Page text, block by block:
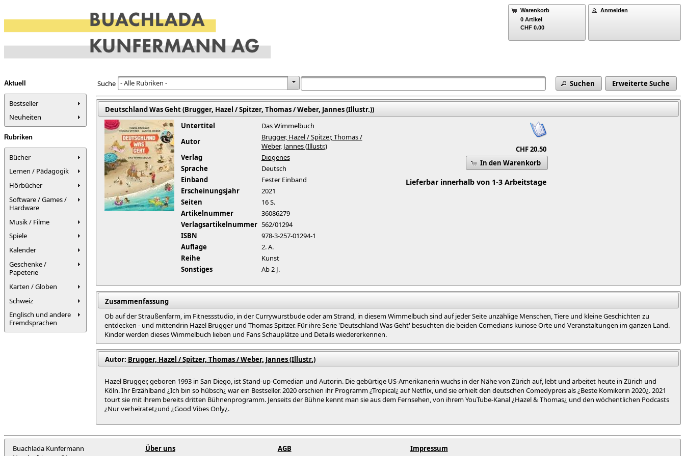
Warenkorb
0 Artikel
CHF 0.00
Anmelden
Aktuell
Bestseller
Neuheiten
Rubriken
Bücher
Lernen / Pädagogik
Hörbücher
Software / Games /
Hardware
Musik / Filme
Spiele
Kalender
Geschenke /
Papeterie
Karten / Globen
Schweiz
Englisch und andere
Fremdsprachen
Suche - Alle Rubriken - Suchen Erweiterte Suche
Deutschland Was Geht (Brugger, Hazel / Spitzer, Thomas / Weber, Jannes (Illustr.))
Untertitel
Das Wimmelbuch
Autor
Brugger, Hazel / Spitzer, Thomas /
Weber, Jannes (Illustr.)
Verlag
Diogenes
Sprache
Deutsch
Einband
Fester Einband
Erscheinungsjahr
2021
Seiten
16 S.
Artikelnummer
36086279
Verlagsartikelnummer 562/01294
ISBN
978-3-257-01294-1
Auflage
2. A.
Reihe
Kunst
Sonstiges
Ab 2 J.
CHF 20.50
In den Warenkorb
Lieferbar innerhalb von 1-3 Arbeitstage
Zusammenfassung
Ob auf der Straußenfarm, im Fitnessstudio, in der Currywurstbude oder am Strand, in diesem Wimmelbuch sind auf jeder Seite unzählige Menschen, Tiere und kleine Geschichten zu
entdecken - und mittendrin Hazel Brugger und Thomas Spitzer. Für ihre Serie 'Deutschland Was Geht' besuchten die beiden Comedians kuriose Orte und Veranstaltungen im ganzen Land.
Kinder werden dieses Wimmelbuch lieben und Fans Schauplätze und Details wiedererkennen.
Autor: Brugger, Hazel / Spitzer, Thomas / Weber, Jannes (Illustr.)
Hazel Brugger, geboren 1993 in San Diego, ist Stand-up-Comedian und Autorin. Die gebürtige US-Amerikanerin wuchs in der Nähe von Zürich auf, lebt und arbeitet heute in Zürich und
Köln. Ihr Erzählband ¿Ich bin so hübsch¿ war ein Bestseller. 2020 erschien ihr Programm ¿Tropical¿ auf Netflix, und sie erhielt den deutschen Comedypreis als ¿Beste Komikerin 2020¿. 2021
tourt sie mit ihrem bereits dritten Bühnenprogramm. Jenseits der Bühne kennt man sie aus dem Fernsehen, von ihrem YouTube-Kanal ¿Hazel & Thomas¿ und den wöchentlichen Podcasts
¿Nur verheiratet¿und ¿Good Vibes Only¿.
Buachlada Kunfermann
Über uns AGB Impressum